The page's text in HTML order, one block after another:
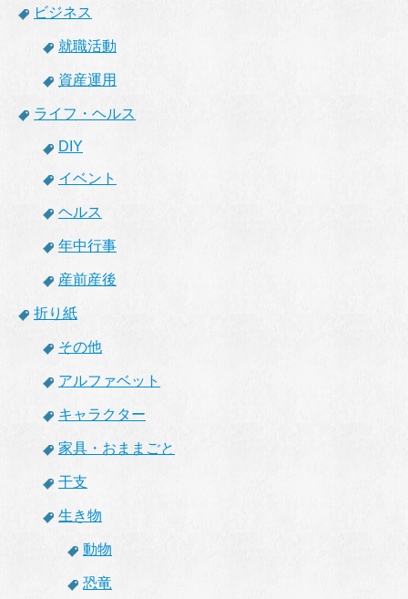
ビジネス
就職活動
資産運用
ライフ・ヘルス
DIY
イベント
ヘルス
年中行事
産前産後
折り紙
その他
アルファベット
キャラクター
家具・おままごと
干支
生き物
動物
恐竜